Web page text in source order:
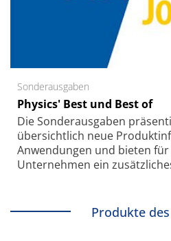
Sonderausgaben
Physics' Best und Best of
Die Sonder­ausgaben
übersichtlich neue
Anwendungen und bieten
Unternehmen ein
Produkte